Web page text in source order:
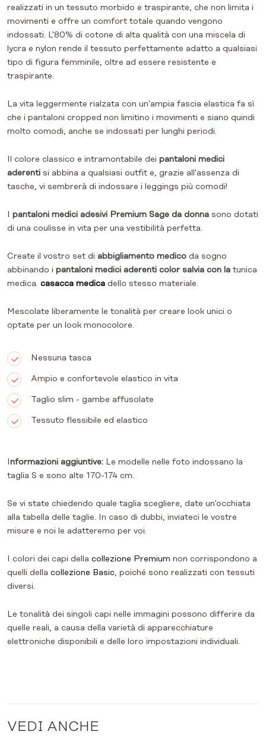
realizzati in un tessuto morbido e traspirante, che non limita i
movimenti e offre un comfort totale quando vengono
indossati. L'80% di cotone di alta qualità con una miscela di
lycra e nylon rende il tessuto perfettamente adatto a qualsiasi
tipo di figura femminile, oltre ad essere resistente e
traspirante.
La vita leggermente rialzata con un'ampia fascia elastica fa sì
che i pantaloni cropped non limitino i movimenti e siano quindi
molto comodi, anche se indossati per lunghi periodi.
Il colore classico e intramontabile dei pantaloni medici
aderenti si abbina a qualsiasi outfit e, grazie all'assenza di
tasche, vi sembrerà di indossare i leggings più comodi!
pantaloni medici adesivi Premium Sage da donna sono dotati
di una coulisse in vita per una vestibilità perfetta.
Create il vostro set di abbigliamento medico da sogno
abbinando i pantaloni medici aderenti color salvia con la tunica
medica. casacca medica dello stesso materiale.
Mescolate liberamente le tonalità per creare look unici o
optate per un look monocolore.
Nessuna tasca
Ampio e confortevole elastico in vita
Taglio slim - gambe affusolate
Tessuto flessibile ed elastico
nformazioni aggiuntive: Le modelle nelle foto indossano la
taglia S e sono alte 170-174 cm.
Se vi state chiedendo quale taglia scegliere, date un'occhiata
alla tabella delle taglie. In caso di dubbi, inviateci le vostre
misure e noi le adatteremo per voi.
I colori dei capi della collezione Premium non corrispondono a
quelli della collezione Basic, poiché sono realizzati con tessuti
diversi.
Le tonalità dei singoli capi nelle immagini possono differire da
quelle reali, a causa della varietà di apparecchiature
elettroniche disponibili e delle loro impostazioni individuali.
VEDI ANCHE